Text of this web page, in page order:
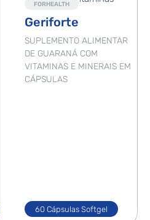
FORHEALTH
Geriforte
SUPLEMENTO ALIMENTAR
DE GUARANÁ COM
VITAMINAS E MINERAIS EM
CÁPSULAS
60 Cápsulas Softgel